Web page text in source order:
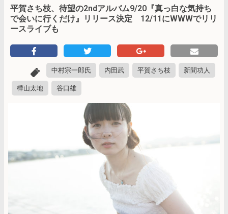
平賀さち枝、待望の2ndアルバム9/20『真っ白な気持ち
で会いに行くだけ』リリース決定 12/11にWWWでリリ
ースライブも
中村宗一郎氏 内田武 平賀さち枝
新間功人
樺山太地
谷口雄